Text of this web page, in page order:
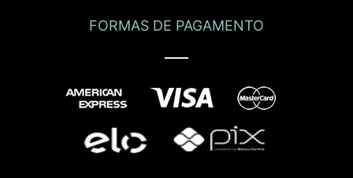
FORMAS DE PAGAMENTO